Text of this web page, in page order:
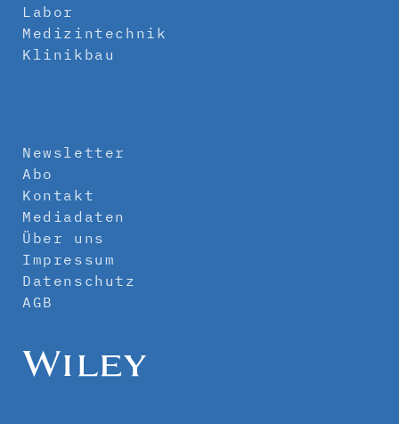
Labor
Medizintechnik
Klinikbau
Newsletter
Abo
Kontakt
Mediadaten
Über uns
Impressum
Datenschutz
AGB